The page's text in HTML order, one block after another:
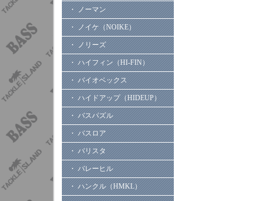
・ ノーマン
・ ノイケ（NOIKE）
・ ノリーズ
・ ハイフィン（HI-FIN）
・ バイオベックス
・ ハイドアップ（HIDEUP）
・ バスパズル
・ バスロア
・ バリスタ
・ バレーヒル
・ ハンクル（HMKL）